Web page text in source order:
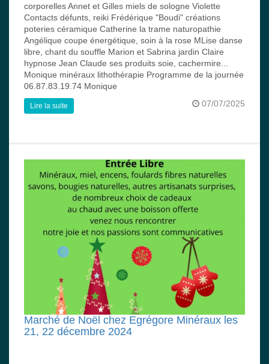
corporelles Annet et Gilles miels de sologne Violette
Contacts défunts, reiki Frédérique "Boudi" créations
poteries céramique Catherine la trame naturopathie
Angélique coupe énergétique, soin à la rose MLise danse
libre, chant du souffle Marion et Sabrina jardin Claire
hypnose Jean Claude ses produits soie, cachermire...
Monique minéraux lithothérapie Programme de la journée
06.87.83.19.74 Monique
07/07/2025
Lire la suite
Marché de Noël chez Egrégore Minéraux les
21, 22 décembre 2024